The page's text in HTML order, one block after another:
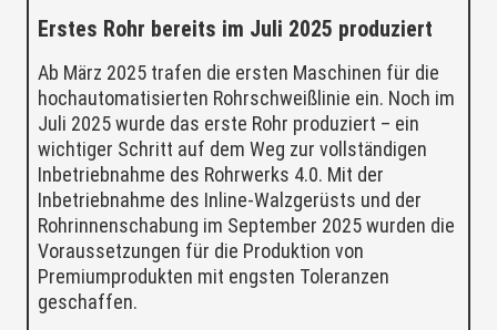
Erstes Rohr bereits im Juli 2025 produziert
Ab März 2025 trafen die ersten Maschinen für die
hochautomatisierten Rohrschweißlinie ein. Noch im
Juli 2025 wurde das erste Rohr produziert – ein
wichtiger Schritt auf dem Weg zur vollständigen
Inbetriebnahme des Rohrwerks 4.0. Mit der
Inbetriebnahme des Inline-Walzgerüsts und der
Rohrinnenschabung im September 2025 wurden die
Voraussetzungen für die Produktion von
Premiumprodukten mit engsten Toleranzen
geschaffen.